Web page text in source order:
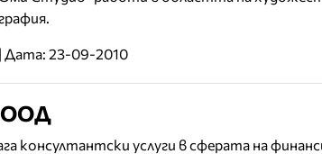
Дата: 23-09-2010
консултантски услуги в сферата на